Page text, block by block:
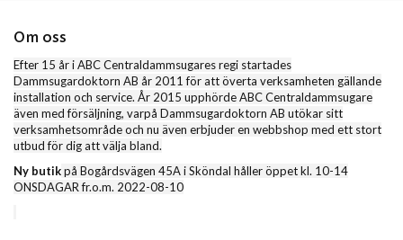
Om oss
Efter 15 år i ABC Centraldammsugares regi startades
Dammsugardoktorn AB år 2011 för att överta verksamheten gällande
installation och service. År 2015 upphörde ABC Centraldammsugare
även med försäljning, varpå Dammsugardoktorn AB utökar sitt
verksamhetsområde och nu även erbjuder en webbshop med ett stort
utbud för dig att välja bland.
Ny butikpå Bogårdsvägen 45A i Sköndal håller öppet kl. 10-14
ONSDAGAR fr.o.m. 2022-08-10